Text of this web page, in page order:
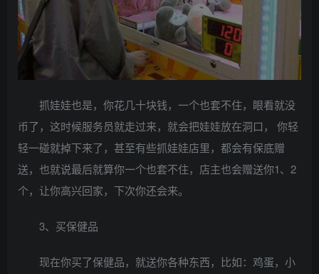
抓娃娃也是，你花几十块钱，一个也套不住，眼看就没
币了，这时候服务员就走过来，就会把娃娃放在洞口， 你轻
轻一碰就掉下来了，甚至有些抓娃娃店里，都会有保底赠
送，也就说最后就算你一个也套不住，店主也会赠送你1、2
个，让你高兴回家，下次你还会来。
3、买保健品
现在你买了保健品，就送你各种东西，比如：鸡蛋，小